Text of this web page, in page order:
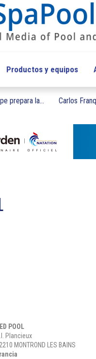
Productos y equipos
prepara la... Carlos
POOL
Plancieux
MONTROND LES BAINS